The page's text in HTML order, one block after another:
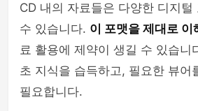
CD 내의 자료들은 다양한 디지털
수 있습니다. 이 포맷을 제대로 이
료 활용에 제약이 생길 수 있습니
초 지식을 습득하고, 필요한 뷰어
필요합니다.